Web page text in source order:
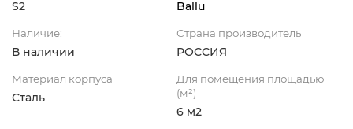
S2 Ballu
Наличие:
В наличии
Страна производитель
РОССИЯ
Материал корпуса
Сталь
Для помещения площадью
(м²)
6 м2